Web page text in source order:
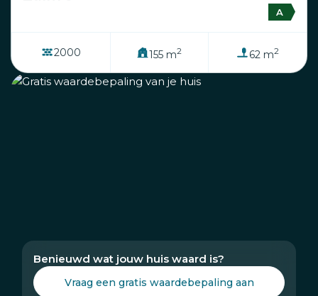
A
2000 155 m2 62 m2
Benieuwd wat jouw huis waard is?
Vraag een gratis waardebepaling aan